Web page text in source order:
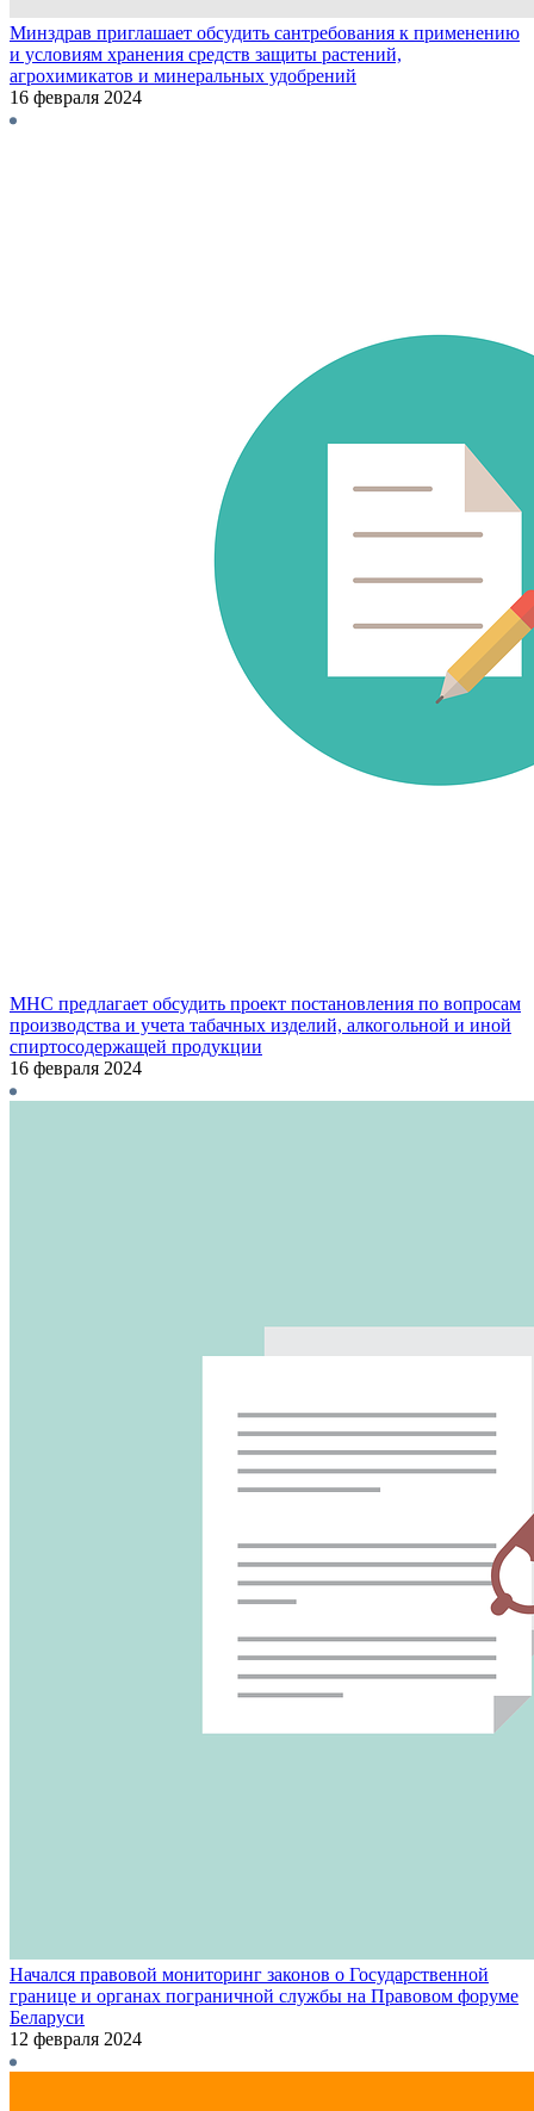
Минздрав приглашает обсудить сантребования к применению
и условиям хранения средств защиты растений,
агрохимикатов и минеральных удобрений
16 февраля 2024
МНС предлагает обсудить проект постановления по вопросам
производства и учета табачных изделий, алкогольной и иной
спиртосодержащей продукции
16 февраля 2024
Начался правовой мониторинг законов о Государственной
границе и органах пограничной службы на Правовом форуме
Беларуси
12 февраля 2024